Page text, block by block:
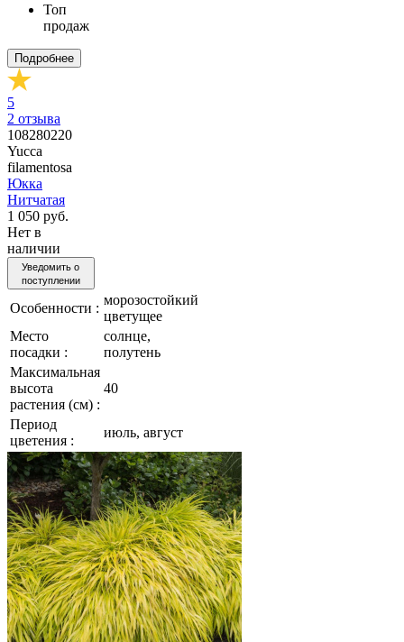
Топ
продаж
Подробнее
5
2 отзыва
108280220
Yucca
filamentosa
Юкка
Нитчатая
1 050 руб.
Нет в
наличии
Уведомить о
поступлении
Особенности :
морозостойкий
цветущее
Место
посадки :
солнце,
полутень
Максимальная
высота
растения (см) :
40
Период
цветения :
июль, август